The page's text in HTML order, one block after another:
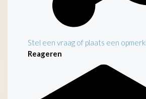
Stel een vraag of plaats een
Reageren